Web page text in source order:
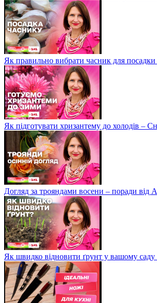
Як правильно вибрати часник для посадки
Як підготувати хризантему до холодів –
Догляд за трояндами восени – поради від
Як швидко відновити ґрунт у вашому саду